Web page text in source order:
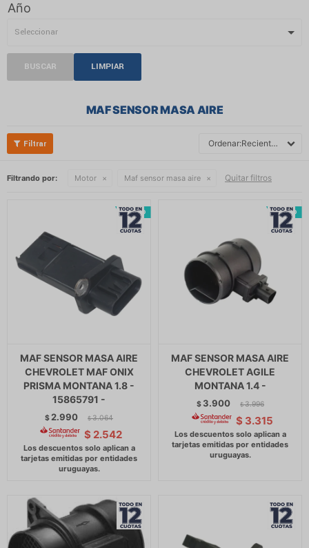
Año
BUSCAR LIMPIAR
MAF SENSOR MASA AIRE
Recientes
Filtrando por: Motor Maf sensor masa aire Quitar filtros
MAF SENSOR MASA AIRE
CHEVROLET MAF ONIX
PRISMA MONTANA 1.8 -
15865791 -
$ 2.990 $ 3.064
$ 2.542
MAF SENSOR MASA AIRE
CHEVROLET AGILE
MONTANA 1.4 -
$ 3.900 $ 3.996
$ 3.315